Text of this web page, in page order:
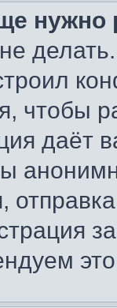
нужно
чтобы
даёт